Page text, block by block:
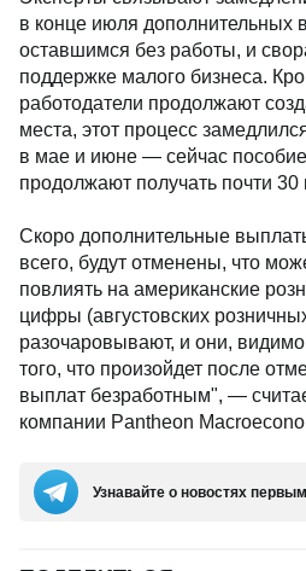
в конце июля дополнительных
оставшимся без работы, и
поддержке малого бизнеса.
работодатели продолжают
места, этот процесс
в мае и июне — сейчас
продолжают получать почти
Скоро дополнительные
всего, будут отменены, что
повлиять на американские
цифры (августовских
разочаровывают, и они,
того, что произойдет после
выплат безработным", —
компании Pantheon
Узнавайте о новостях